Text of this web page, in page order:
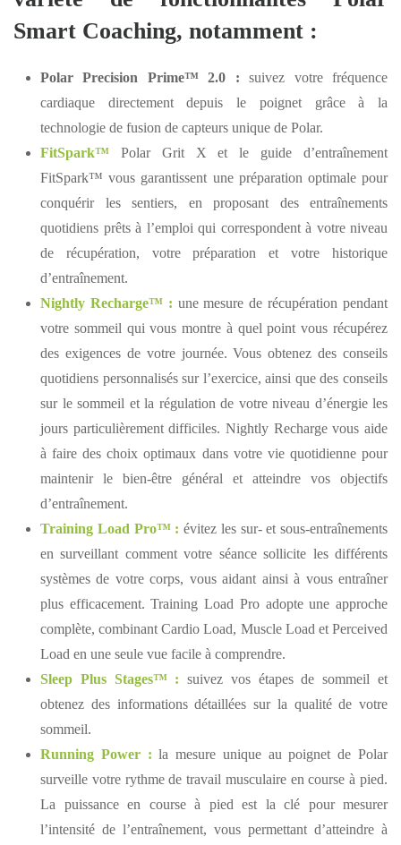
Smart Coaching, notamment :
Polar Precision Prime™ 2.0 : suivez votre fréquence
cardiaque directement depuis le poignet grâce à la
technologie de fusion de capteurs unique de Polar.
FitSpark™ Polar Grit X et le guide d’entraînement
FitSpark™ vous garantissent une préparation optimale pour
conquérir les sentiers, en proposant des entraînements
quotidiens prêts à l’emploi qui correspondent à votre niveau
de récupération, votre préparation et votre historique
d’entraînement.
Nightly Recharge™ : une mesure de récupération pendant
votre sommeil qui vous montre à quel point vous récupérez
des exigences de votre journée. Vous obtenez des conseils
quotidiens personnalisés sur l’exercice, ainsi que des conseils
sur le sommeil et la régulation de votre niveau d’énergie les
jours particulièrement difficiles. Nightly Recharge vous aide
à faire des choix optimaux dans votre vie quotidienne pour
maintenir le bien-être général et atteindre vos objectifs
d’entraînement.
Training Load Pro™ : évitez les sur- et sous-entraînements
en surveillant comment votre séance sollicite les différents
systèmes de votre corps, vous aidant ainsi à vous entraîner
plus efficacement. Training Load Pro adopte une approche
complète, combinant Cardio Load, Muscle Load et Perceived
Load en une seule vue facile à comprendre.
Sleep Plus Stages™ : suivez vos étapes de sommeil et
obtenez des informations détaillées sur la qualité de votre
sommeil.
Running Power : la mesure unique au poignet de Polar
surveille votre rythme de travail musculaire en course à pied.
La puissance en course à pied est la clé pour mesurer
l’intensité de l’entraînement, vous permettant d’atteindre à